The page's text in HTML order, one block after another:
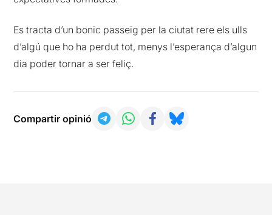
Es tracta d’un bonic passeig per la ciutat rere els ulls
d’algú que ho ha perdut tot, menys l’esperança d’algun
dia poder tornar a ser feliç.
Compartir opinió